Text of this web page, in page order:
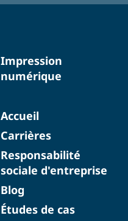
Impression
numérique
Accueil
Carrières
Responsabilité
sociale d'entreprise
Blog
Études de cas